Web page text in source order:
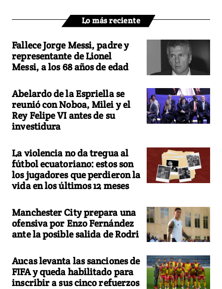
Lo más reciente
Fallece Jorge Messi, padre y
representante de Lionel
Messi, a los 68 años de edad
Abelardo de la Espriella se
reunió con Noboa, Milei y el
Rey Felipe VI antes de su
investidura
La violencia no da tregua al
fútbol ecuatoriano: estos son
los jugadores que perdieron la
vida en los últimos 12 meses
Manchester City prepara una
ofensiva por Enzo Fernández
ante la posible salida de Rodri
Aucas levanta las sanciones de
FIFA y queda habilitado para
inscribir a sus cinco refuerzos